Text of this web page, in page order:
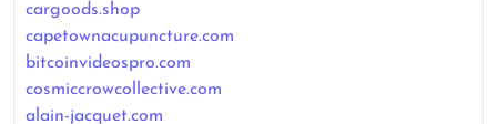
cargoods.shop
capetownacupuncture.com
bitcoinvideospro.com
cosmiccrowcollective.com
alain-jacquet.com